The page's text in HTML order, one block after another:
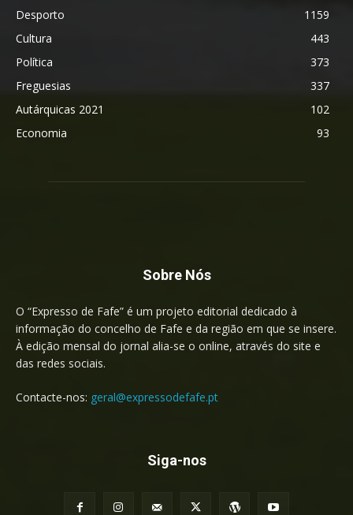
Desporto
1159
Cultura
443
Política
373
Freguesias
337
Autárquicas 2021
102
Economia
93
Sobre Nós
O “Expresso de Fafe” é um projeto editorial dedicado à
informação do concelho de Fafe e da região em que se insere.
À edição mensal do jornal alia-se o online, através do site e
das redes sociais.
Contacte-nos: geral@expressodefafe.pt
Siga-nos